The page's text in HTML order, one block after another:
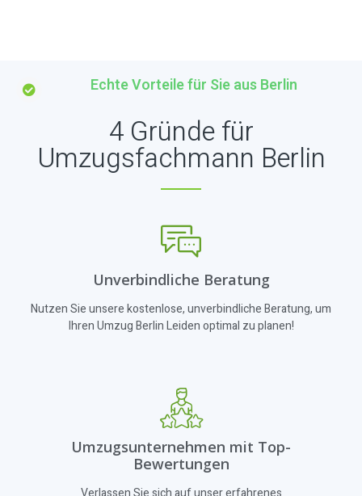
Echte Vorteile für Sie aus Berlin
4 Gründe für
Umzugsfachmann Berlin
Unverbindliche Beratung
Nutzen Sie unsere kostenlose, unverbindliche Beratung, um
Ihren Umzug Berlin Leiden optimal zu planen!
Umzugsunternehmen mit Top-
Bewertungen